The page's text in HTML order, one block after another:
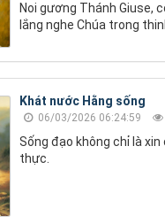
Noi gương Thánh Giuse,
lắng nghe Chúa trong
Khát nước Hằng sống
06/03/2026 06:24:59
Sống đạo không chỉ là
thực.